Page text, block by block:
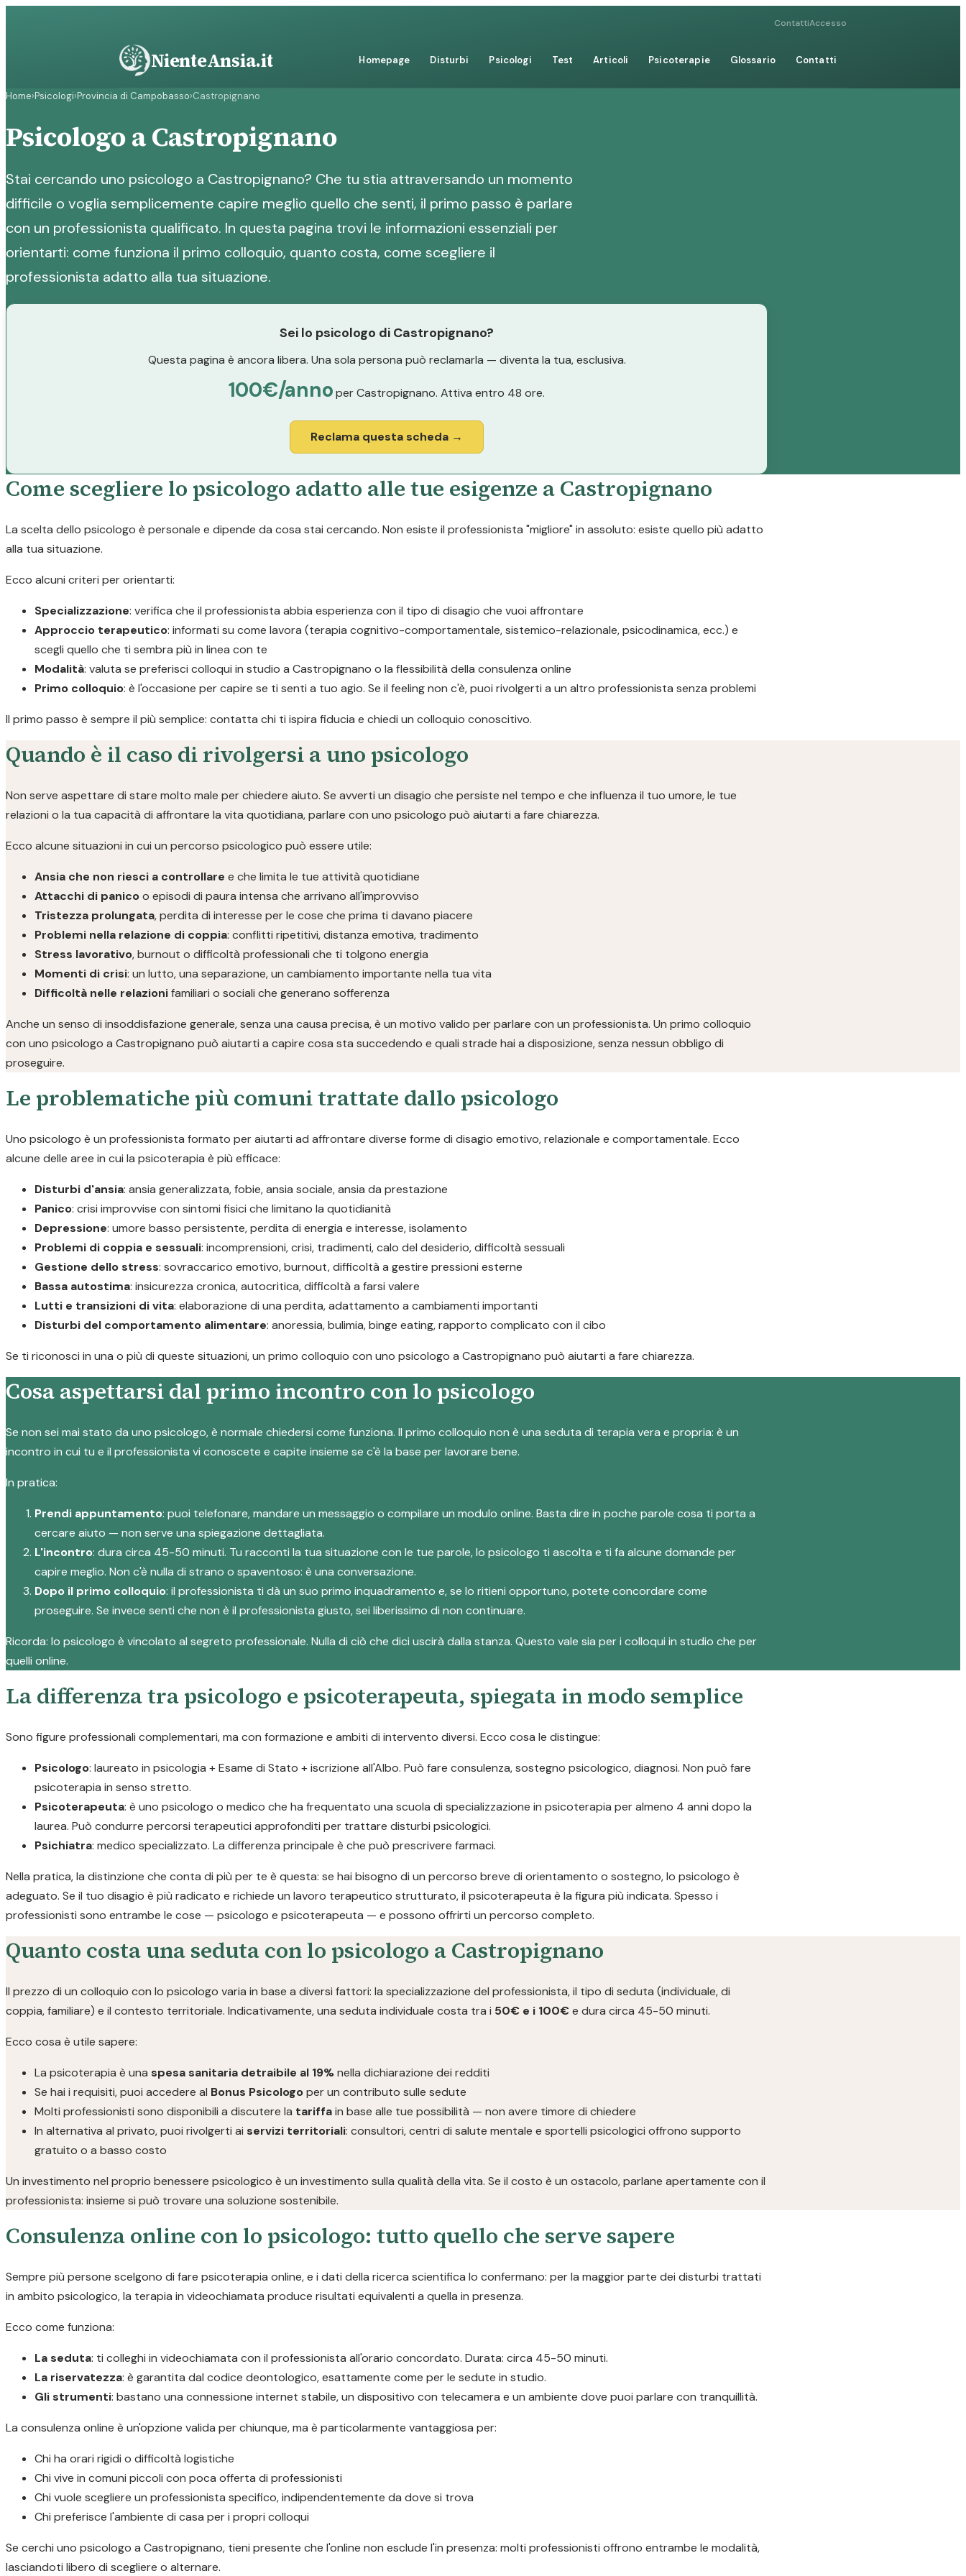
ContattiAccesso
NienteAnsia.it Homepage Disturbi Psicologi Test Articoli Psicoterapie Glossario Contatti
Home›Psicologi›Provincia di Campobasso›Castropignano
Psicologo a Castropignano
Stai cercando uno psicologo a Castropignano? Che tu stia attraversando un momento
difficile o voglia semplicemente capire meglio quello che senti, il primo passo è parlare
con un professionista qualificato. In questa pagina trovi le informazioni essenziali per
orientarti: come funziona il primo colloquio, quanto costa, come scegliere il
professionista adatto alla tua situazione.
Sei lo psicologo di Castropignano?
Questa pagina è ancora libera. Una sola persona può reclamarla — diventa la tua, esclusiva.
100€/annoper Castropignano. Attiva entro 48 ore.
Reclama questa scheda →
Come scegliere lo psicologo adatto alle tue esigenze a Castropignano
La scelta dello psicologo è personale e dipende da cosa stai cercando. Non esiste il professionista "migliore" in assoluto: esiste quello più adatto
alla tua situazione.
Ecco alcuni criteri per orientarti:
Specializzazione: verifica che il professionista abbia esperienza con il tipo di disagio che vuoi affrontare
Approccio terapeutico: informati su come lavora (terapia cognitivo-comportamentale, sistemico-relazionale, psicodinamica, ecc.) e
scegli quello che ti sembra più in linea con te
Modalità: valuta se preferisci colloqui in studio a Castropignano o la flessibilità della consulenza online
Primo colloquio: è l'occasione per capire se ti senti a tuo agio. Se il feeling non c'è, puoi rivolgerti a un altro professionista senza problemi
Il primo passo è sempre il più semplice: contatta chi ti ispira fiducia e chiedi un colloquio conoscitivo.
Quando è il caso di rivolgersi a uno psicologo
Non serve aspettare di stare molto male per chiedere aiuto. Se avverti un disagio che persiste nel tempo e che influenza il tuo umore, le tue
relazioni o la tua capacità di affrontare la vita quotidiana, parlare con uno psicologo può aiutarti a fare chiarezza.
Ecco alcune situazioni in cui un percorso psicologico può essere utile:
Ansia che non riesci a controllare e che limita le tue attività quotidiane
Attacchi di panicoo episodi di paura intensa che arrivano all'improvviso
Tristezza prolungata, perdita di interesse per le cose che prima ti davano piacere
Problemi nella relazione di coppia: conflitti ripetitivi, distanza emotiva, tradimento
Stress lavorativo, burnout o difficoltà professionali che ti tolgono energia
Momenti di crisi: un lutto, una separazione, un cambiamento importante nella tua vita
Difficoltà nelle relazionifamiliari o sociali che generano sofferenza
Anche un senso di insoddisfazione generale, senza una causa precisa, è un motivo valido per parlare con un professionista. Un primo colloquio
con uno psicologo a Castropignano può aiutarti a capire cosa sta succedendo e quali strade hai a disposizione, senza nessun obbligo di
proseguire.
Le problematiche più comuni trattate dallo psicologo
Uno psicologo è un professionista formato per aiutarti ad affrontare diverse forme di disagio emotivo, relazionale e comportamentale. Ecco
alcune delle aree in cui la psicoterapia è più efficace:
Disturbi d'ansia: ansia generalizzata, fobie, ansia sociale, ansia da prestazione
Panico: crisi improvvise con sintomi fisici che limitano la quotidianità
Depressione: umore basso persistente, perdita di energia e interesse, isolamento
Problemi di coppia e sessuali: incomprensioni, crisi, tradimenti, calo del desiderio, difficoltà sessuali
Gestione dello stress: sovraccarico emotivo, burnout, difficoltà a gestire pressioni esterne
Bassa autostima: insicurezza cronica, autocritica, difficoltà a farsi valere
Lutti e transizioni di vita: elaborazione di una perdita, adattamento a cambiamenti importanti
Disturbi del comportamento alimentare: anoressia, bulimia, binge eating, rapporto complicato con il cibo
Se ti riconosci in una o più di queste situazioni, un primo colloquio con uno psicologo a Castropignano può aiutarti a fare chiarezza.
Cosa aspettarsi dal primo incontro con lo psicologo
Se non sei mai stato da uno psicologo, è normale chiedersi come funziona. Il primo colloquio non è una seduta di terapia vera e propria: è un
incontro in cui tu e il professionista vi conoscete e capite insieme se c'è la base per lavorare bene.
In pratica:
Prendi appuntamento: puoi telefonare, mandare un messaggio o compilare un modulo online. Basta dire in poche parole cosa ti porta a
cercare aiuto — non serve una spiegazione dettagliata.
L'incontro: dura circa 45-50 minuti. Tu racconti la tua situazione con le tue parole, lo psicologo ti ascolta e ti fa alcune domande per
capire meglio. Non c'è nulla di strano o spaventoso: è una conversazione.
Dopo il primo colloquio: il professionista ti dà un suo primo inquadramento e, se lo ritieni opportuno, potete concordare come
proseguire. Se invece senti che non è il professionista giusto, sei liberissimo di non continuare.
Ricorda: lo psicologo è vincolato al segreto professionale. Nulla di ciò che dici uscirà dalla stanza. Questo vale sia per i colloqui in studio che per
quelli online.
La differenza tra psicologo e psicoterapeuta, spiegata in modo semplice
Sono figure professionali complementari, ma con formazione e ambiti di intervento diversi. Ecco cosa le distingue:
Psicologo: laureato in psicologia + Esame di Stato + iscrizione all'Albo. Può fare consulenza, sostegno psicologico, diagnosi. Non può fare
psicoterapia in senso stretto.
Psicoterapeuta: è uno psicologo o medico che ha frequentato una scuola di specializzazione in psicoterapia per almeno 4 anni dopo la
laurea. Può condurre percorsi terapeutici approfonditi per trattare disturbi psicologici.
Psichiatra: medico specializzato. La differenza principale è che può prescrivere farmaci.
Nella pratica, la distinzione che conta di più per te è questa: se hai bisogno di un percorso breve di orientamento o sostegno, lo psicologo è
adeguato. Se il tuo disagio è più radicato e richiede un lavoro terapeutico strutturato, il psicoterapeuta è la figura più indicata. Spesso i
professionisti sono entrambe le cose — psicologo e psicoterapeuta — e possono offrirti un percorso completo.
Quanto costa una seduta con lo psicologo a Castropignano
Il prezzo di un colloquio con lo psicologo varia in base a diversi fattori: la specializzazione del professionista, il tipo di seduta (individuale, di
coppia, familiare) e il contesto territoriale. Indicativamente, una seduta individuale costa tra i 50€ e i 100€ e dura circa 45-50 minuti.
Ecco cosa è utile sapere:
La psicoterapia è una spesa sanitaria detraibile al 19%nella dichiarazione dei redditi
Se hai i requisiti, puoi accedere al Bonus Psicologoper un contributo sulle sedute
Molti professionisti sono disponibili a discutere la tariffain base alle tue possibilità — non avere timore di chiedere
In alternativa al privato, puoi rivolgerti ai servizi territoriali: consultori, centri di salute mentale e sportelli psicologici offrono supporto
gratuito o a basso costo
Un investimento nel proprio benessere psicologico è un investimento sulla qualità della vita. Se il costo è un ostacolo, parlane apertamente con il
professionista: insieme si può trovare una soluzione sostenibile.
Consulenza online con lo psicologo: tutto quello che serve sapere
Sempre più persone scelgono di fare psicoterapia online, e i dati della ricerca scientifica lo confermano: per la maggior parte dei disturbi trattati
in ambito psicologico, la terapia in videochiamata produce risultati equivalenti a quella in presenza.
Ecco come funziona:
La seduta: ti colleghi in videochiamata con il professionista all'orario concordato. Durata: circa 45-50 minuti.
La riservatezza: è garantita dal codice deontologico, esattamente come per le sedute in studio.
Gli strumenti: bastano una connessione internet stabile, un dispositivo con telecamera e un ambiente dove puoi parlare con tranquillità.
La consulenza online è un'opzione valida per chiunque, ma è particolarmente vantaggiosa per:
Chi ha orari rigidi o difficoltà logistiche
Chi vive in comuni piccoli con poca offerta di professionisti
Chi vuole scegliere un professionista specifico, indipendentemente da dove si trova
Chi preferisce l'ambiente di casa per i propri colloqui
Se cerchi uno psicologo a Castropignano, tieni presente che l'online non esclude l'in presenza: molti professionisti offrono entrambe le modalità,
lasciandoti libero di scegliere o alternare.